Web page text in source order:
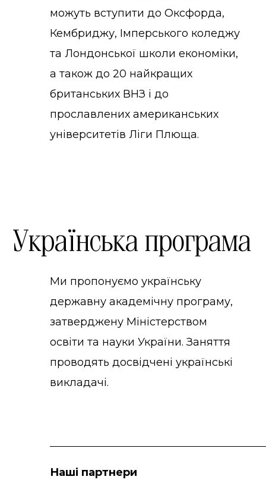
можуть вступити до Оксфорда,
Кембриджу, Імперського коледжу
та Лондонської школи економіки,
а також до 20 найкращих
британських ВНЗ і до
прославлених американських
університетів Ліги Плюща.
Українська програма
Ми пропонуємо українську
державну академічну програму,
затверджену Міністерством
освіти та науки України. Заняття
проводять досвідчені українські
викладачі.
Наші партнери